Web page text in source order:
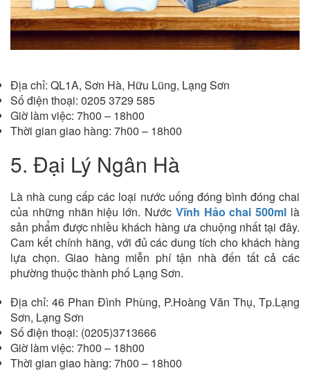
Địa chỉ: QL1A, Sơn Hà, Hữu Lũng, Lạng Sơn
Số điện thoại: 0205 3729 585
Giờ làm việc: 7h00 – 18h00
Thời gian giao hàng: 7h00 – 18h00
5. Đại Lý Ngân Hà
Là nhà cung cấp các loại nước uống đóng bình đóng chai
của những nhãn hiệu lớn. Nước Vĩnh Hảo chai 500ml là
sản phẩm được nhiều khách hàng ưa chuộng nhất tại đây.
Cam kết chính hãng, với đủ các dung tích cho khách hàng
lựa chọn. Giao hàng miễn phí tận nhà đến tất cả các
phường thuộc thành phố Lạng Sơn.
Địa chỉ: 46 Phan Đình Phùng, P.Hoàng Văn Thụ, Tp.Lạng
Sơn, Lạng Sơn
Số điện thoại: (0205)3713666
Giờ làm việc: 7h00 – 18h00
Thời gian giao hàng: 7h00 – 18h00